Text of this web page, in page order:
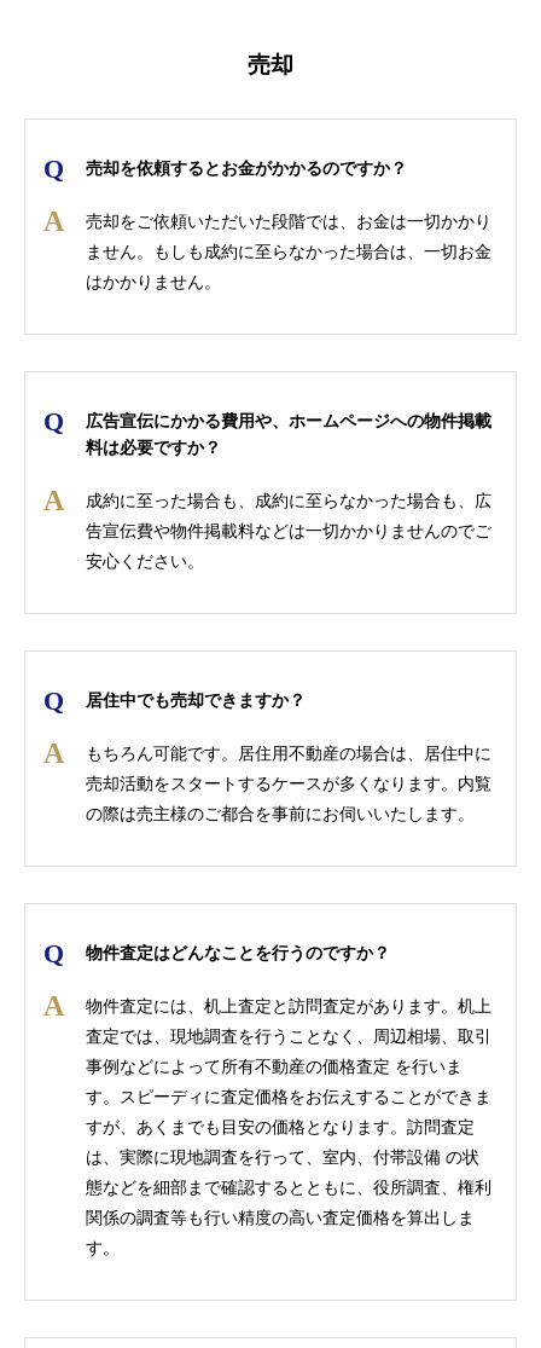
売却
売却を依頼するとお金がかかるのですか？
売却をご依頼いただいた段階では、お金は一切かかり
ません。もしも成約に至らなかった場合は、一切お金
はかかりません。
広告宣伝にかかる費用や、ホームページへの物件掲載
料は必要ですか？
成約に至った場合も、成約に至らなかった場合も、広
告宣伝費や物件掲載料などは一切かかりませんのでご
安心ください。
居住中でも売却できますか？
もちろん可能です。居住用不動産の場合は、居住中に
売却活動をスタートするケースが多くなります。内覧
の際は売主様のご都合を事前にお伺いいたします。
物件査定はどんなことを行うのですか？
物件査定には、机上査定と訪問査定があります。机上
査定では、現地調査を行うことなく、周辺相場、取引
事例などによって所有不動産の価格査定 を行いま
す。スピーディに査定価格をお伝えすることができま
すが、あくまでも目安の価格となります。訪問査定
は、実際に現地調査を行って、室内、付帯設備 の状
態などを細部まで確認するとともに、役所調査、権利
関係の調査等も行い精度の高い査定価格を算出しま
す。